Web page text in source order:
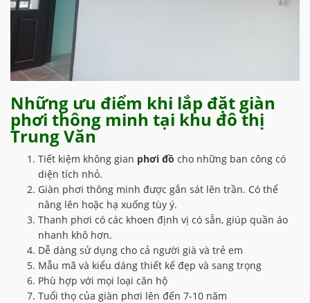
Những ưu điểm khi lắp đặt giàn
phơi thông minh tại khu đô thị
Trung Văn
Tiết kiệm không gian phơi đồ cho những ban công có
diện tích nhỏ.
Giàn phơi thông minh được gắn sát lên trần. Có thể
nâng lên hoặc hạ xuống tùy ý.
Thanh phơi có các khoen định vị có sẵn, giúp quần áo
nhanh khô hơn.
Dễ dàng sử dụng cho cả người già và trẻ em
Mẫu mã và kiểu dáng thiết kế đẹp và sang trọng
Phù hợp với mọi loại căn hộ
Tuổi thọ của giàn phơi lên đến 7-10 năm